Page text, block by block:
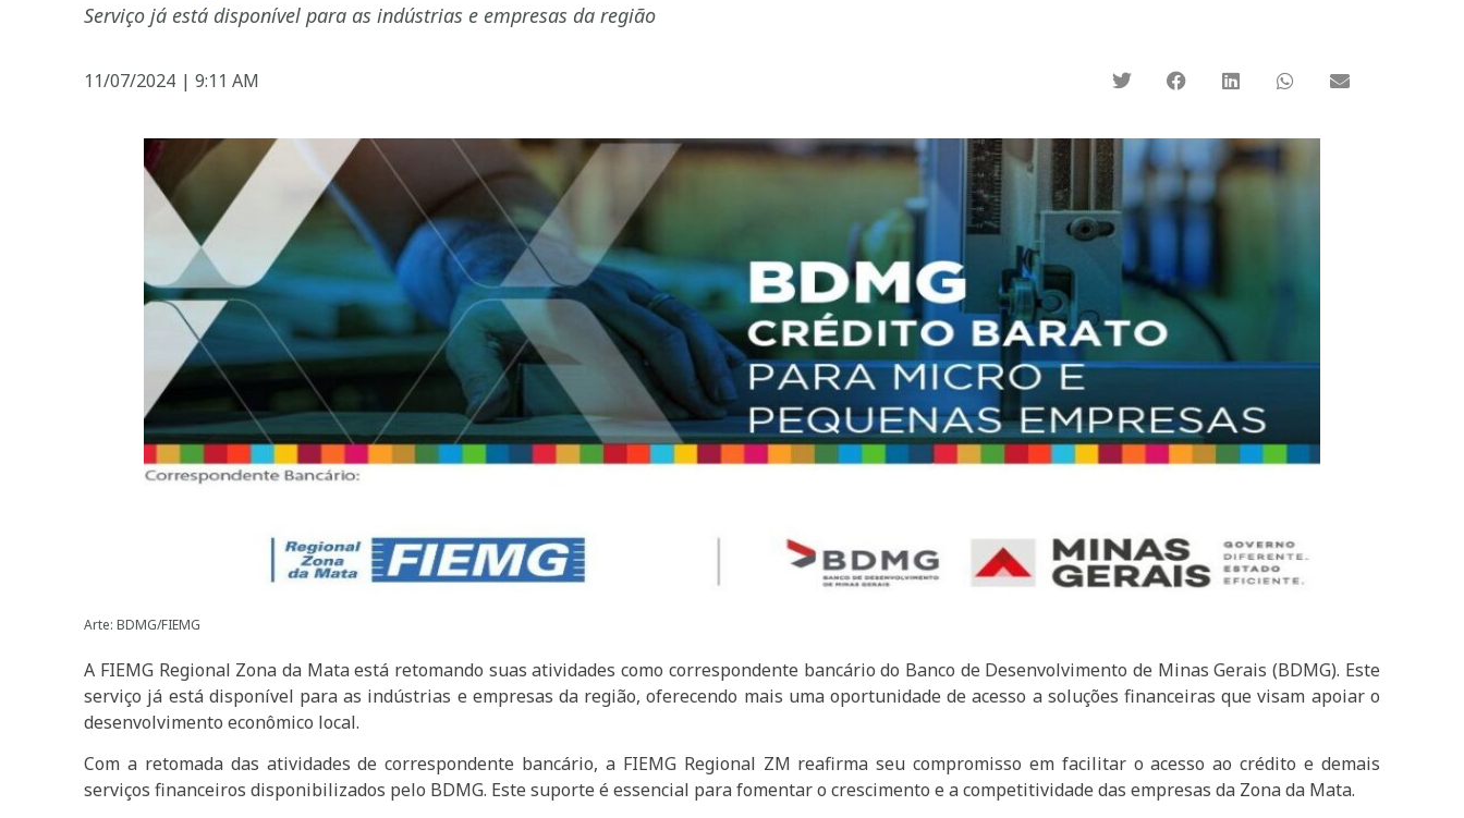
Serviço já está disponível para as indústrias e empresas da região
11/07/2024 | 9:11 AM
Arte: BDMG/FIEMG
A FIEMG Regional Zona da Mata está retomando suas atividades como correspondente bancário do Banco de Desenvolvimento de Minas Gerais (BDMG). Este
serviço já está disponível para as indústrias e empresas da região, oferecendo mais uma oportunidade de acesso a soluções financeiras que visam apoiar o
desenvolvimento econômico local.
Com a retomada das atividades de correspondente bancário, a FIEMG Regional ZM reafirma seu compromisso em facilitar o acesso ao crédito e demais
serviços financeiros disponibilizados pelo BDMG. Este suporte é essencial para fomentar o crescimento e a competitividade das empresas da Zona da Mata.